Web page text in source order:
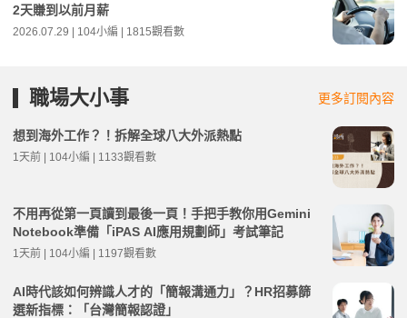
2天賺到以前月薪
2026.07.29 | 104小編 | 1815觀看數
職場大小事 更多訂閱內容
想到海外工作？！拆解全球八大外派熱點
1天前 | 104小編 | 1133觀看數
不用再從第一頁讀到最後一頁！手把手教你用Gemini
Notebook準備「iPAS AI應用規劃師」考試筆記
1天前 | 104小編 | 1197觀看數
AI時代該如何辨識人才的「簡報溝通力」？HR招募篩
選新指標：「台灣簡報認證」